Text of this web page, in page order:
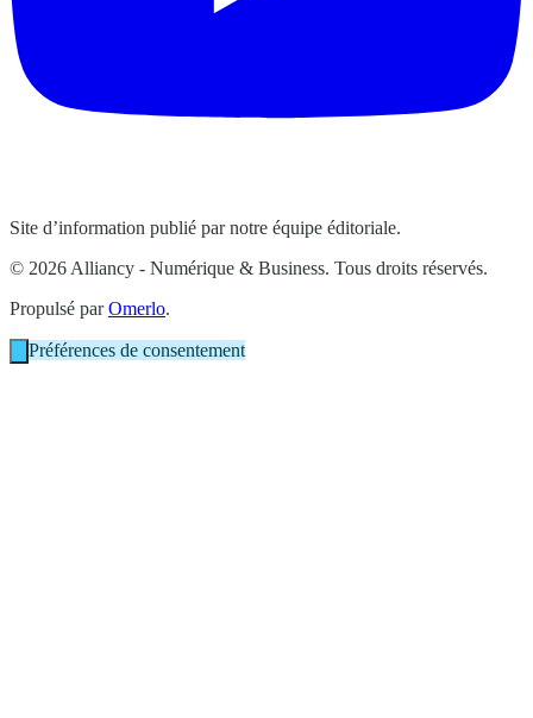
Site d’information publié par notre équipe éditoriale.
© 2026 Alliancy - Numérique & Business. Tous droits réservés.
Propulsé parOmerlo.
Préférences de consentement